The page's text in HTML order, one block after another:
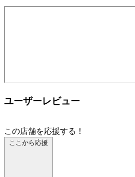
ユーザーレビュー
この店舗を応援する！
ここから応援